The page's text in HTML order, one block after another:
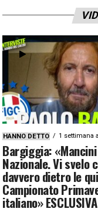
HANNO DETTO 1 settimana
Bargiggia:
Nazionale. Vi svelo
davvero dietro le
Campionato
italiano»